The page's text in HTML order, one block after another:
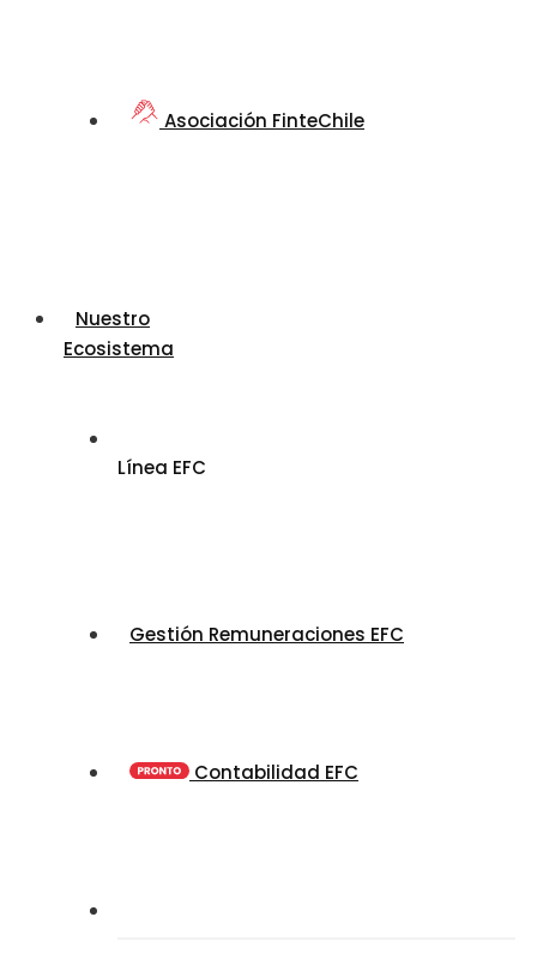
Asociación FinteChile
Nuestro
Ecosistema
Línea EFC
Gestión Remuneraciones EFC
Contabilidad EFC